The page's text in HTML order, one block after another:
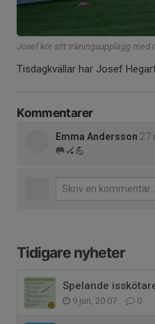
Josef kör sitt träningsupplägg med
Tisdagkvällar har Josef
Kommentarer
Emma Andersson 27
🥅🏑💪
Tidigare nyheter
Spelande
9 jun, 20:07 0